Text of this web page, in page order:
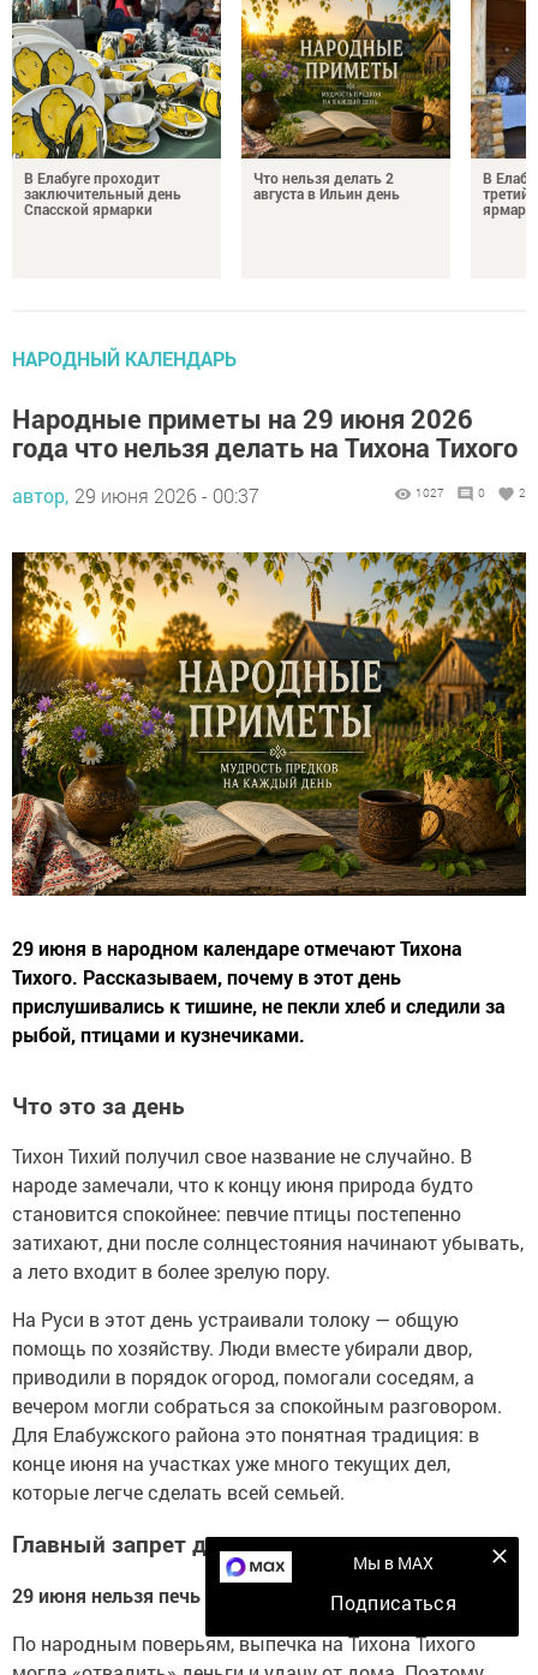
В Елабуге проходит
заключительный день
Спасской ярмарки
Что нельзя делать 2
августа в Ильин день
В
третий
НАРОДНЫЙ КАЛЕНДАРЬ
Народные приметы на 29 июня 2026
года что нельзя делать на Тихона Тихого
автор, 29 июня 2026 - 00:37 1027 0 2
29 июня в народном календаре отмечают Тихона
Тихого. Рассказываем, почему в этот день
прислушивались к тишине, не пекли хлеб и следили за
рыбой, птицами и кузнечиками.
Что это за день
Тихон Тихий получил свое название не случайно. В
народе замечали, что к концу июня природа будто
становится спокойнее: певчие птицы постепенно
затихают, дни после солнцестояния начинают убывать,
а лето входит в более зрелую пору.
На Руси в этот день устраивали толоку — общую
помощь по хозяйству. Люди вместе убирали двор,
приводили в порядок огород, помогали соседям, а
вечером могли собраться за спокойным разговором.
Для Елабужского района это понятная традиция: в
конце июня на участках уже много текущих дел,
которые легче сделать всей семьей.
Главный запрет дня
29 июня нельзя печь хлеб, пироги и месить тесто.
По народным поверьям, выпечка на Тихона Тихого
Мы в MAX
Подписаться